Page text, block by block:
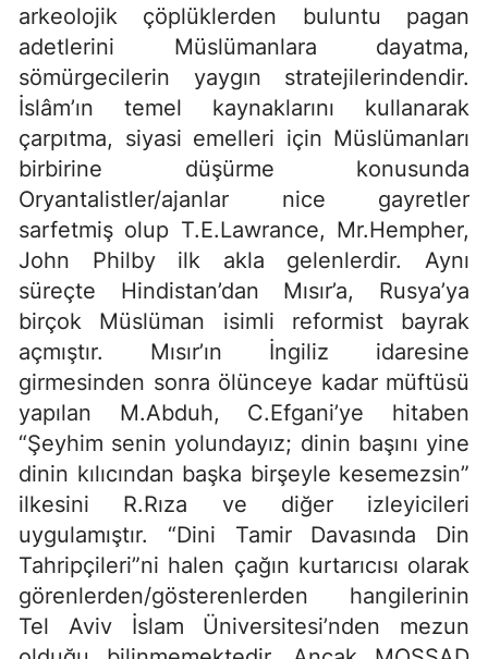
arkeolojik çöplüklerden buluntu pagan
adetlerini Müslümanlara dayatma,
sömürgecilerin yaygın stratejilerindendir.
İslâm’ın temel kaynaklarını kullanarak
çarpıtma, siyasi emelleri için Müslümanları
birbirine düşürme konusunda
Oryantalistler/ajanlar nice gayretler
sarfetmiş olup T.E.Lawrance, Mr.Hempher,
John Philby ilk akla gelenlerdir. Aynı
süreçte Hindistan’dan Mısır’a, Rusya’ya
birçok Müslüman isimli reformist bayrak
açmıştır. Mısır’ın İngiliz idaresine
girmesinden sonra ölünceye kadar müftüsü
yapılan M.Abduh, C.Efgani’ye hitaben
“Şeyhim senin yolundayız; dinin başını yine
dinin kılıcından başka birşeyle kesemezsin”
ilkesini R.Rıza ve diğer izleyicileri
uygulamıştır. “Dini Tamir Davasında Din
Tahripçileri”ni halen çağın kurtarıcısı olarak
görenlerden/gösterenlerden hangilerinin
Tel Aviv İslam Üniversitesi’nden mezun